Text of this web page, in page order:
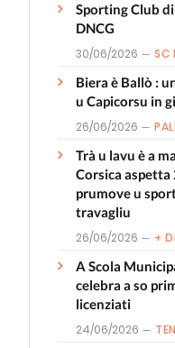
Sporting Club
DNCG
30/06/2026 SC
Biera è Ballò :
u Capicorsu in
26/06/2026
Trà u lavu è a
Corsica
prumove u
travagliu
26/06/2026 +
A Scola
celebra a so
licenziati
24/06/2026